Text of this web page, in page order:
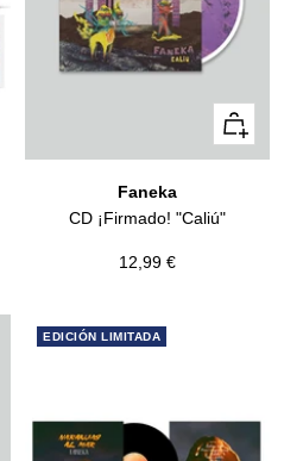
+
Faneka
CD ¡Firmado! "Caliú"
Precio
12,99 €
EDICIÓN LIMITADA